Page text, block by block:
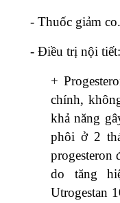
- Thuốc giảm co.
- Điều trị nội tiết:
+
chính,
khả năng
phôi ở 2
progesteron
do tăng
Utrogestan